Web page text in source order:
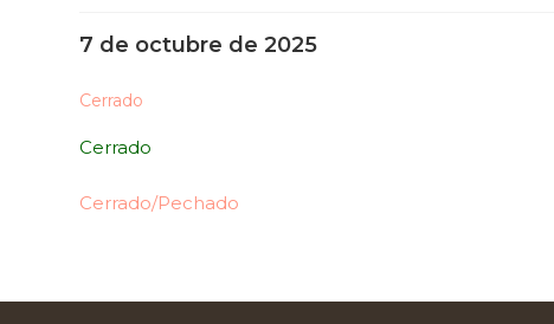
7 de octubre de 2025
Cerrado
Cerrado
Cerrado/Pechado